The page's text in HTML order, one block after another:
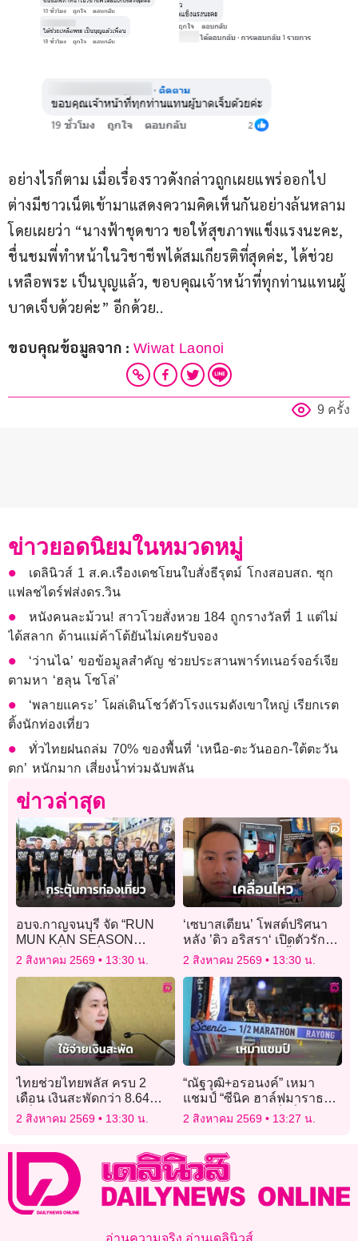
อย่างไรก็ตาม เมื่อเรื่องราวดังกล่าวถูกเผยแพร่ออกไป
ต่างมีชาวเน็ตเข้ามาแสดงความคิดเห็นกันอย่างล้นหลาม
โดยเผยว่า “นางฟ้าชุดขาว ขอให้สุขภาพแข็งแรงนะคะ,
ชื่นชมพี่ทำหน้าในวิชาชีพได้สมเกียรติที่สุดค่ะ, ได้ช่วย
เหลือพระ เป็นบุญแล้ว, ขอบคุณเจ้าหน้าที่ทุกท่านแทนผู้
บาดเจ็บด้วยค่ะ” อีกด้วย..
ขอบคุณข้อมูลจาก : Wiwat Laonoi
9 ครั้ง
ข่าวยอดนิยมในหมวดหมู่
เดลินิวส์ 1 ส.ค.เรืองเดชโยนใบสั่งธีรุตม์ โกงสอบสถ. ซุก
แฟลชไดร์ฟส่งดร.วิน
หนังคนละม้วน! สาวโวยสั่งหวย 184 ถูกรางวัลที่ 1 แต่ไม่
ได้สลาก ด้านแม่ค้าโต้ยันไม่เคยรับจอง
‘ว่านไฉ’ ขอข้อมูลสำคัญ ช่วยประสานพาร์ทเนอร์จอร์เจีย
ตามหา ‘ฮลุน โซโล่’
‘พลายแคระ’ โผล่เดินโชว์ตัวโรงแรมดังเขาใหญ่ เรียกเรต
ติ้งนักท่องเที่ยว
ทั่วไทยฝนถล่ม 70% ของพื้นที่ ‘เหนือ-ตะวันออก-ใต้ตะวัน
ตก’ หนักมาก เสี่ยงน้ำท่วมฉับพลัน
ข่าวล่าสุด
อบจ.กาญจนบุรี จัด “RUN
MUN KAN SEASON
3” ชวนวิ่งยามค่ำคืน กระตุ้น
2 สิงหาคม 2569 13:30 น.
‘เซบาสเตียน’ โพสต์ปริศนา
หลัง ’ดิว อริสรา‘ เปิดตัวรัก
ใหม่ รีโพสต์คลิปชูนิ้วกลาง
2 สิงหาคม 2569 13:30 น.
ไทยช่วยไทยพลัส ครบ 2
เดือน เงินสะพัดกว่า 8.64
หมื่นล้านบาท
2 สิงหาคม 2569 13:30 น.
“ณัฐวุฒิ+อรอนงค์” เหมา
แชมป์ “ซีนิค ฮาล์ฟมาราธอน
ระยอง 2026” นักวิ่งทั่วไทย
2 สิงหาคม 2569 13:27 น.